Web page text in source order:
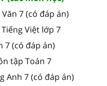
7 (có đáp án)
Việt lớp 7
7 (có đáp án)
tập Toán 7
Anh 7 (có đáp án)